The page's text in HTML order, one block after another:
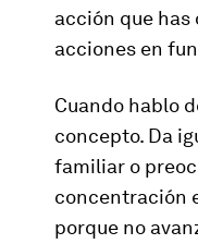
acción que
acciones en
Cuando hablo
concepto. Da
familiar o
concentración
porque no